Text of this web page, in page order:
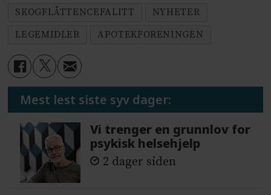
SKOGFLÅTTENCEFALITT
NYHETER
LEGEMIDLER
APOTEKFORENINGEN
Mest lest siste syv dager:
Vi trenger en grunnlov for
psykisk helsehjelp
2 dager siden